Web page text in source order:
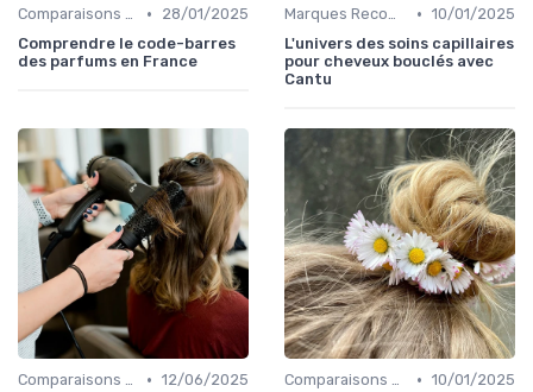
Comparaisons et Revues de Produits •
28/01/2025
Comprendre le code-barres
des parfums en France
Marques Recommandées • 10/01/2025
L'univers des soins capillaires
pour cheveux bouclés avec
Cantu
Comparaisons et Revues de Produits • 12/06/2025
Comparaisons et Revues de Produits • 10/01/2025